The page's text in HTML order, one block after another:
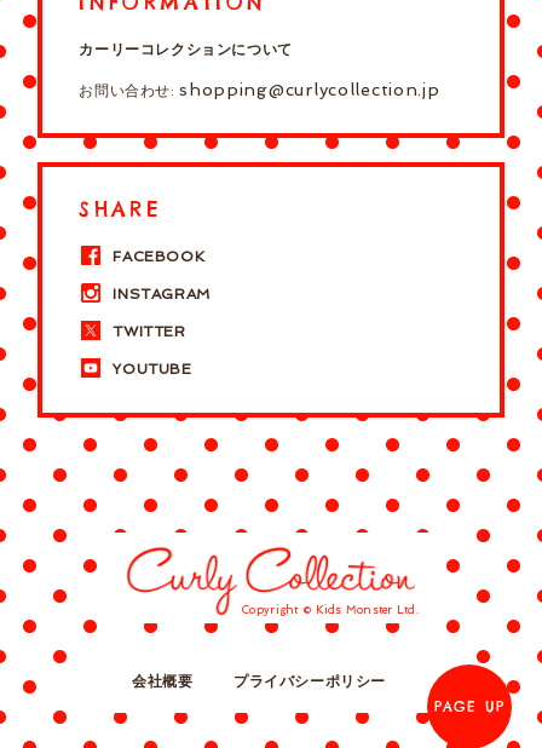
カーリーコレクションについて
お問い合わせ:shopping@curlycollection.jp
SHARE
FACEBOOK
INSTAGRAM
TWITTER
YOUTUBE
Copyright © Kids Monster Ltd.
会社概要
プライバシーポリシー
PAGE UP